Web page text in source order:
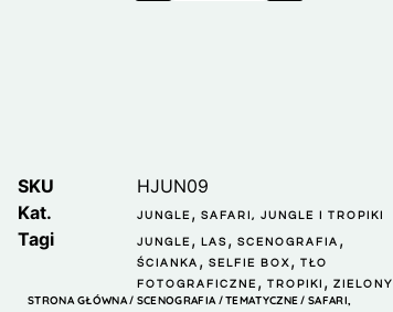
SKU
HJUN09
Kat.
JUNGLE ,SAFARI, JUNGLE I TROPIKI
Tagi JUNGLE ,LAS ,SCENOGRAFIA ,
ŚCIANKA ,SELFIE BOX ,TŁO
FOTOGRAFICZNE ,TROPIKI ,ZIELONY
STRONA GŁÓWNA/ SCENOGRAFIA /TEMATYCZNE /SAFARI,